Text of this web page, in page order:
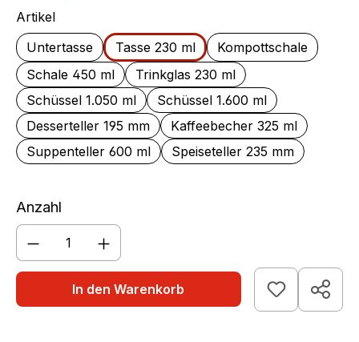
Artikelauswählen
Untertasse
Tasse 230 ml
Kompottschale
Schale 450 ml
Trinkglas 230 ml
Schüssel 1.050 ml
Schüssel 1.600 ml
Desserteller 195 mm
Kaffeebecher 325 ml
Suppenteller 600 ml
Speiseteller 235 mm
Anzahl
Produkt Anzahl: Gib den gewünschten
In den Warenkorb